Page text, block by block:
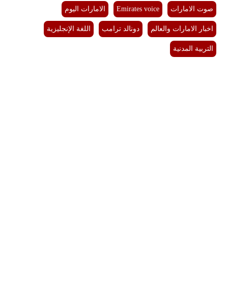
صوت الامارات Emirates voice الامارات اليوم
اخبار الامارات والعالم دونالد ترامب اللغة الإنجليزية
التربية المدنية